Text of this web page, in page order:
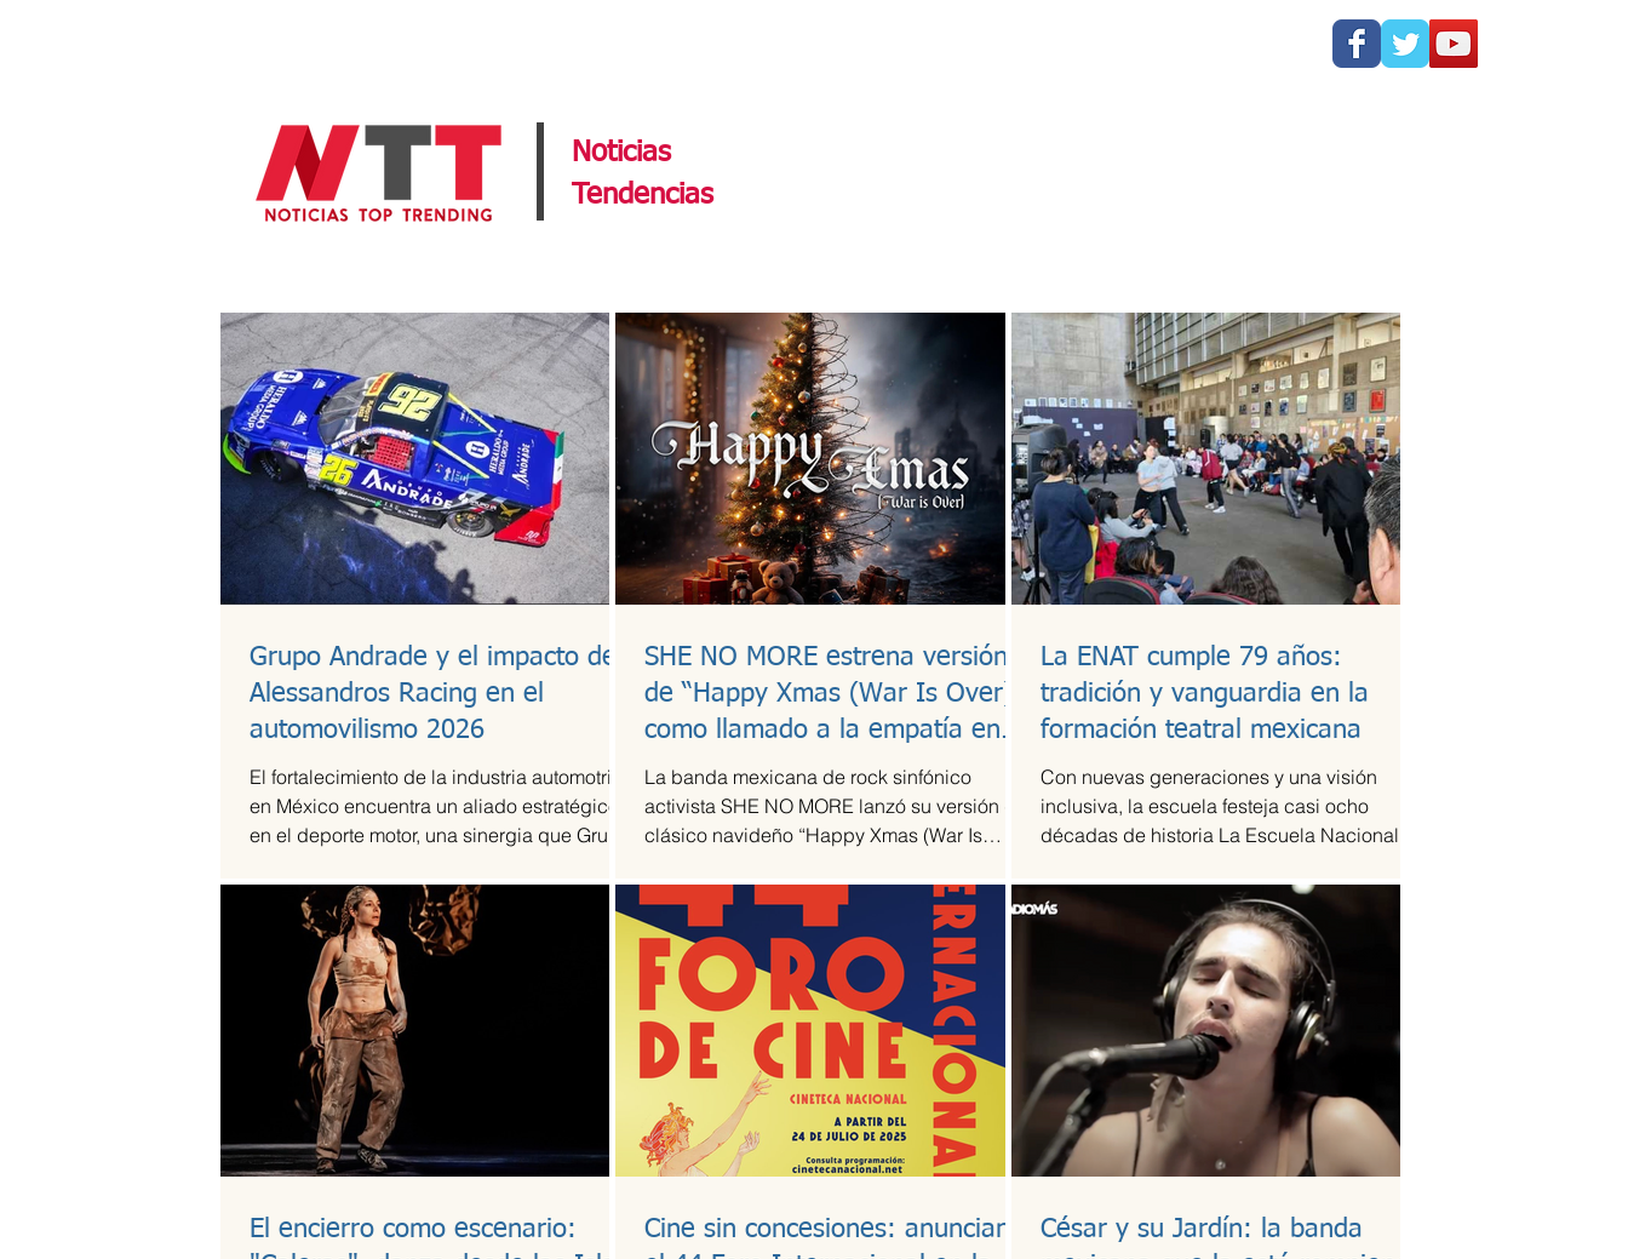
Noticias
Tendencias
Grupo Andrade y el impacto de
Alessandros Racing en el
automovilismo 2026
El fortalecimiento de la industria automotriz
en México encuentra un aliado estratégico
en el deporte motor, una sinergia que Grupo
Alessandros Racing. En el marco de su
centenario, la organización utiliza la alta
competencia para validar su capacidad
técnica y operativa en las pistas más
exigentes del país durante la temporada
SHE NO MORE estrena versión
de “Happy Xmas (War Is Over)”
como llamado a la empatía en
tiempos de guerra
La banda mexicana de rock sinfónico
activista SHE NO MORE lanzó su versión del
clásico navideño “Happy Xmas (War Is
El sencillo transforma el himno pacifista en
un arreglo metal sinfónico que mantiene su
esencia esperanzadora, pero con la
potencia característica del grupo.
La ENAT cumple 79 años:
tradición y vanguardia en la
formación teatral mexicana
Con nuevas generaciones y una visión
inclusiva, la escuela festeja casi ocho
décadas de historia La Escuela Nacional de
El encierro como escenario:
Cine sin concesiones: anuncian
César y su Jardín: la banda